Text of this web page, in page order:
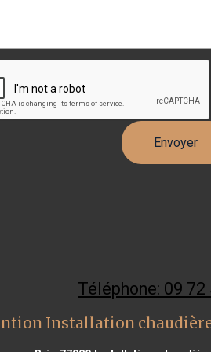
Téléphone: 09 72
Installation